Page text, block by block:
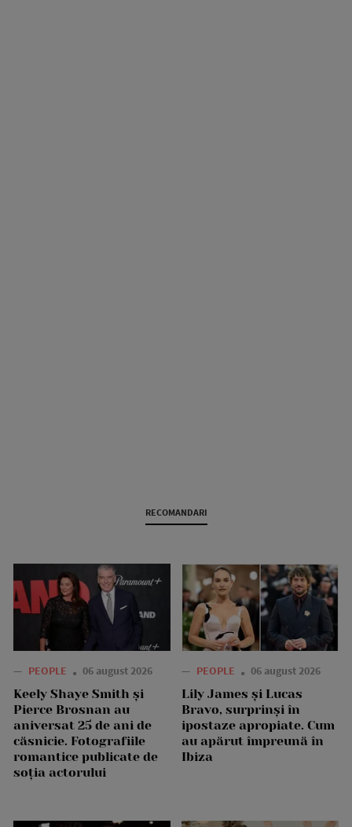
RECOMANDARI
— PEOPLE 06 august 2026
Keely Shaye Smith și
Pierce Brosnan au
aniversat 25 de ani de
căsnicie. Fotografiile
romantice publicate de
soția actorului
— PEOPLE 06 august 2026
Lily James și Lucas
Bravo, surprinși în
ipostaze apropiate. Cum
au apărut împreună în
Ibiza